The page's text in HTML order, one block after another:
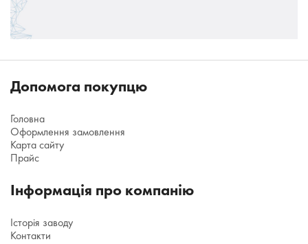
Допомога покупцю
Головна
Оформлення замовлення
Карта сайту
Прайс
Інформація про компанію
Історія заводу
Контакти